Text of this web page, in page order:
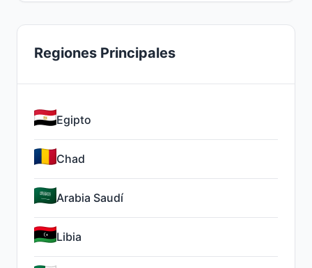
Regiones Principales
Egipto
Chad
Arabia Saudí
Libia